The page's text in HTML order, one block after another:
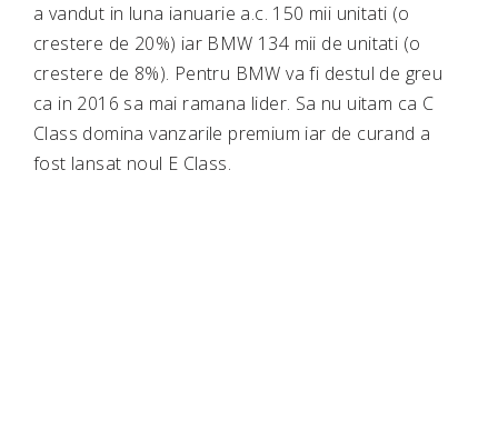
a vandut in luna ianuarie a.c. 150 mii unitati (o
crestere de 20%) iar BMW 134 mii de unitati (o
crestere de 8%). Pentru BMW va fi destul de greu
ca in 2016 sa mai ramana lider. Sa nu uitam ca C
Class domina vanzarile premium iar de curand a
fost lansat noul E Class.